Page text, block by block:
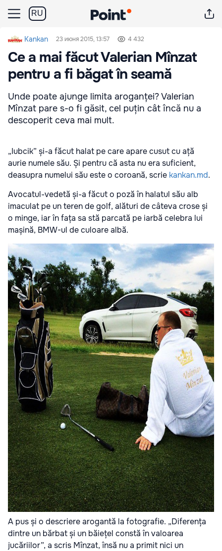
RU
Kankan 23 июня 2015, 13:57 4 432
Ce a mai făcut Valerian Mînzat
pentru a fi băgat în seamă
Unde poate ajunge limita aroganței? Valerian
Mînzat pare s-o fi găsit, cel puțin cât încă nu a
descoperit ceva mai mult.
„Iubcik” și-a făcut halat pe care apare cusut cu ață
aurie numele său. Și pentru că asta nu era suficient,
deasupra numelui său este o coroană, scrie kankan.md.
Avocatul-vedetă și-a făcut o poză în halatul său alb
imaculat pe un teren de golf, alături de câteva crose și
o minge, iar în fața sa stă parcată pe iarbă celebra lui
mașină, BMW-ul de culoare albă.
A pus și o descriere arogantă la fotografie. „Diferența
dintre un bărbat și un băiețel constă în valoarea
jucăriilor”, a scris Mînzat, însă nu a primit nici un